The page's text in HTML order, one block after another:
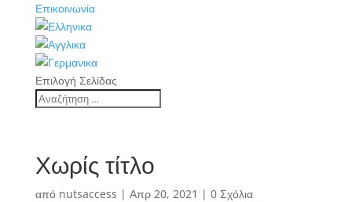
Επικοινωνία
Επιλογή Σελίδας
Χωρίς τίτλο
από nutsaccess | Απρ 20, 2021 | 0 Σχόλια